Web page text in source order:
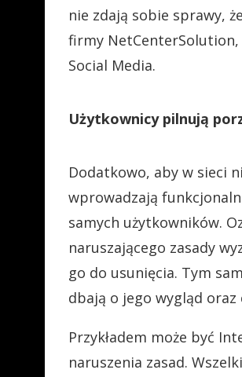
nie zdają sobie sprawy,
firmy NetCenterSolution,
Social Media.
Użytkownicy pilnują
Dodatkowo, aby w sieci
wprowadzają
samych użytkowników.
naruszającego zasady
go do usunięcia. Tym
dbają o jego wygląd oraz
Przykładem może być
naruszenia zasad.